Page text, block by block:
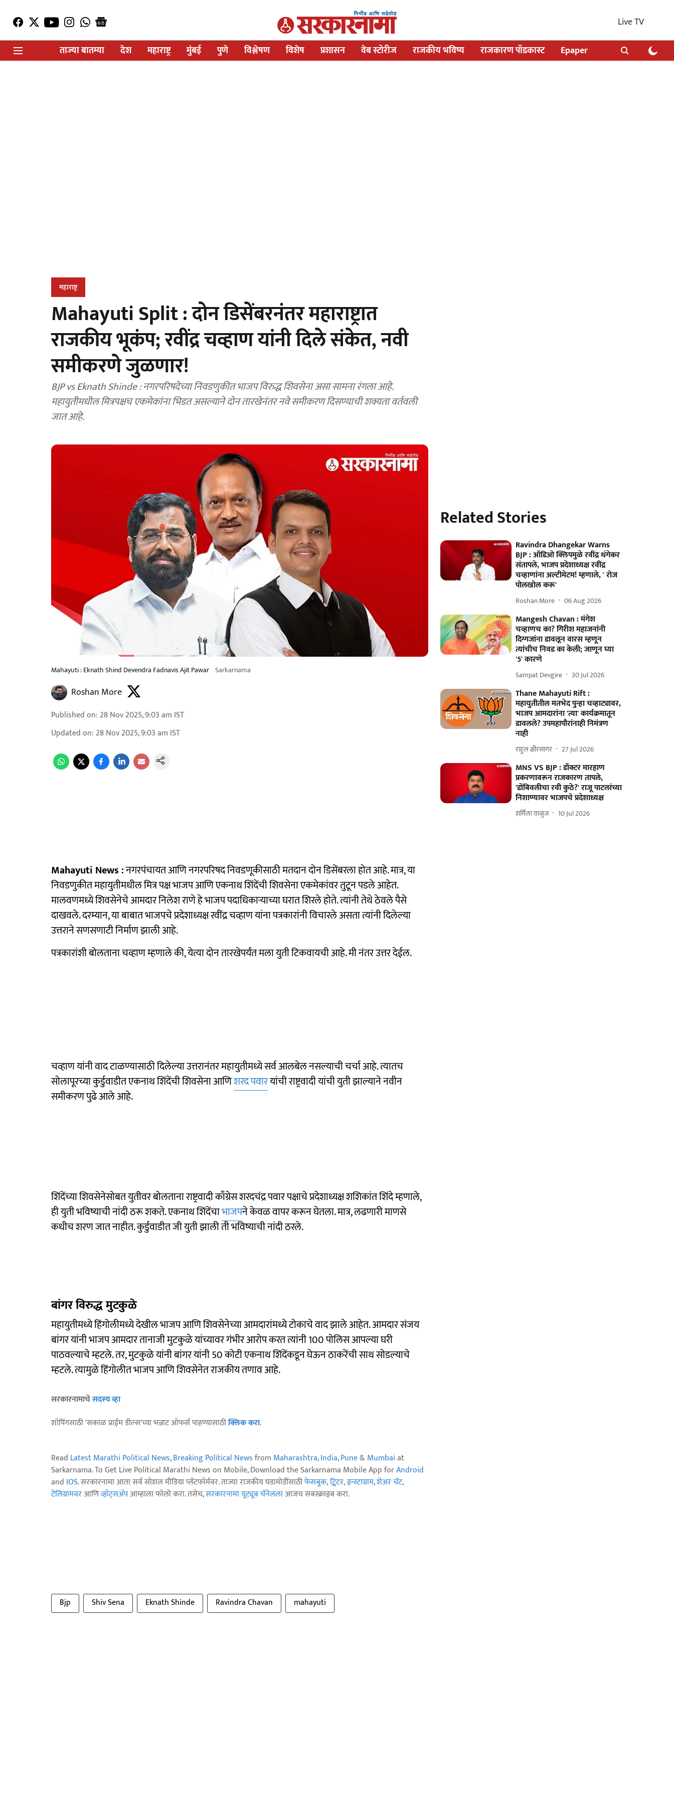
Live TV
ताज्या बातम्या
देश महाराष्ट्र मुंबई पुणे विश्लेषण विशेष प्रशासन वेब स्टोरीज राजकीय भविष्य राजकारण पॉडकास्ट Epaper
महाराष्ट्र
Mahayuti Split : दोन डिसेंबरनंतर महाराष्ट्रात
राजकीय भूकंप; रवींद्र चव्हाण यांनी दिले संकेत, नवी
समीकरणे जुळणार!
BJP vs Eknath Shinde : नगरपरिषदेच्या निवडणुकीत भाजप विरुद्ध शिवसेना असा सामना रंगला आहे.
महायुतीमधील मित्रपक्षच एकमेकांना भिडत असल्याने दोन तारखेनंतर नवे समीकरण दिसण्याची शक्यता वर्तवली
जात आहे.
Mahayuti : Eknath Shind Devendra Fadnavis Ajit Pawar Sarkarnama
Roshan More
Published on: 28 Nov 2025, 9:03 am IST
Updated on: 28 Nov 2025, 9:03 am IST
Mahayuti News :नगरपंचायत आणि नगरपरिषद निवडणूकीसाठी मतदान दोन डिसेंबरला होत आहे. मात्र, या
निवडणुकीत महायुतीमधील मित्र पक्ष भाजप आणि एकनाथ शिंदेंची शिवसेना एकमेकांवर तुटून पडले आहेत.
मालवणमध्ये शिवसेनेचे आमदार निलेश राणे हे भाजप पदाधिकाऱ्याच्या घरात शिरले होते. त्यांनी तेथे ठेवले पैसे
दाखवले. दरम्यान, या बाबात भाजपचे प्रदेशाध्यक्ष रवींद्र चव्हाण यांना पत्रकारांनी विचारले असता त्यांनी दिलेल्या
उत्तराने सणसणाटी निर्माण झाली आहे.
पत्रकारांशी बोलताना चव्हाण म्हणाले की, येत्या दोन तारखेपर्यंत मला युती टिकवायची आहे. मी नंतर उत्तर देईल.
चव्हाण यांनी वाद टाळण्यासाठी दिलेल्या उत्तरानंतर महायुतीमध्ये सर्व आलबेल नसल्याची चर्चा आहे. त्यातच
सोलापूरच्या कुर्डुवाडीत एकनाथ शिंदेंची शिवसेना आणिशरद पवारयांची राष्ट्रवादी यांची युती झाल्याने नवीन
समीकरण पुढे आले आहे.
शिंदेंच्या शिवसेनेसोबत युतीवर बोलताना राष्ट्रवादी काँग्रेस शरदचंद्र पवार पक्षाचे प्रदेशाध्यक्ष शशिकांत शिंदे म्हणाले,
ही युती भविष्याची नांदी ठरू शकते. एकनाथ शिंदेंचाभाजपने केवळ वापर करून घेतला. मात्र, लढणारी माणसे
कधीच शरण जात नाहीत. कुर्डुवाडीत जी युती झाली ती भविष्याची नांदी ठरले.
बांगर विरुद्ध मुटकुळे
महायुतीमध्ये हिंगोलीमध्ये देखील भाजप आणि शिवसेनेच्या आमदारांमध्ये टोकाचे वाद झाले आहेत. आमदार संजय
बांगर यांनी भाजप आमदार तानाजी मुटकुळे यांच्यावर गंभीर आरोप करत त्यांनी 100 पोलिस आपल्या घरी
पाठवल्याचे म्हटले. तर, मुटकुळे यांनी बांगर यांनी 50 कोटी एकनाथ शिंदेंकडून घेऊन ठाकरेंची साथ सोडल्याचे
म्हटले. त्यामुळे हिंगोलीत भाजप आणि शिवसेनेत राजकीय तणाव आहे.
सरकारनामाचेसदस्य व्हा
शॉपिंगसाठी 'सकाळ प्राईम डील्स'च्या भन्नाट ऑफर्स पाहण्यासाठीक्लिक करा.
Read Latest Marathi Political News,Breaking Political Newsfrom Maharashtra,India,Pune& Mumbaiat
Sarkarnama. To Get Live Political Marathi News on Mobile, Download the Sarkarnama Mobile App forAndroid
and IOS. सरकारनामा आता सर्व सोशल मीडिया प्लॅटफॉर्मवर. ताज्या राजकीय घडामोडींसाठीफेसबुक,ट्विटर,इन्स्टाग्राम,शेअर चॅट,
टेलिग्रामवरआणिव्हॉट्सॲपआम्हाला फॉलो करा. तसेच,सरकारनामा यूट्यूब चॅनेललाआजच सबस्क्राइब करा.
Bjp Shiv Sena Eknath Shinde Ravindra Chavan mahayuti
Related Stories
Ravindra Dhangekar Warns
BJP : ऑडिओ क्लिपमुळे रवींद्र धंगेकर
संतापले, भाजप प्रदेशाध्यक्ष रवींद्र
चव्हाणांना अल्टीमेटम! म्हणाले, ' रोज
पोलखोल करू'
Roshan More 06 Aug 2026
Mangesh Chavan : मंगेश
चव्हाणच का? गिरीश महाजनांनी
दिग्गजांना डावलून वारस म्हणून
त्यांचीच निवड का केली; जाणून घ्या
'5' कारणे
Sampat Devgire 30 Jul 2026
Thane Mahayuti Rift :
महायुतीतील मतभेद पुन्हा चव्हाट्यावर,
भाजप आमदारांना 'त्या' कार्यक्रमातून
डावलले? उपमहापौरांनाही निमंत्रण
नाही
राहुल क्षीरसागर 27 Jul 2026
MNS VS BJP : डॉक्टर मारहाण
प्रकरणावरून राजकारण तापले,
'डोंबिवलीचा रवी कुठे?' राजू पाटलांच्या
निशाण्यावर भाजपचे प्रदेशाध्यक्ष
शर्मिला वाळुंज 10 Jul 2026